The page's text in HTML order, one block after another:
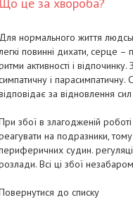
Для нормального життя
повинні дихати, серце –
активності і
і парасимпатичну.
за відновлення
збої в злагодженій
на подразники,
судин.
Всі ці збої
до списку